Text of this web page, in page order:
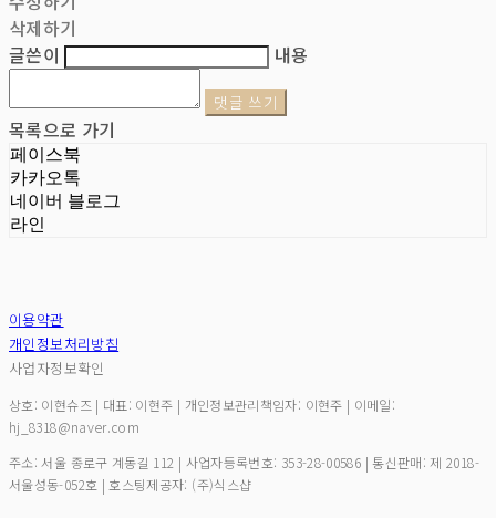
삭제하기
글쓴이
내용
댓글 쓰기
목록으로 가기
페이스북
카카오톡
네이버 블로그
라인
이용약관
개인정보처리방침
사업자정보확인
상호: 이현슈즈 | 대표: 이현주 | 개인정보관리책임자: 이현주 | 이메일:
hj_8318@naver.com
주소: 서울 종로구 계동길 112 | 사업자등록번호: 353-28-00586 | 통신판매:제 2018-
서울성동-052호 | 호스팅제공자: (주)식스샵